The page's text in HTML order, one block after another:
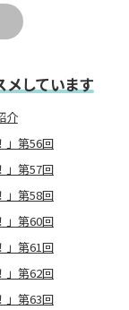
メしています
介
」第56回
」第57回
」第58回
」第60回
」第61回
」第62回
」第63回